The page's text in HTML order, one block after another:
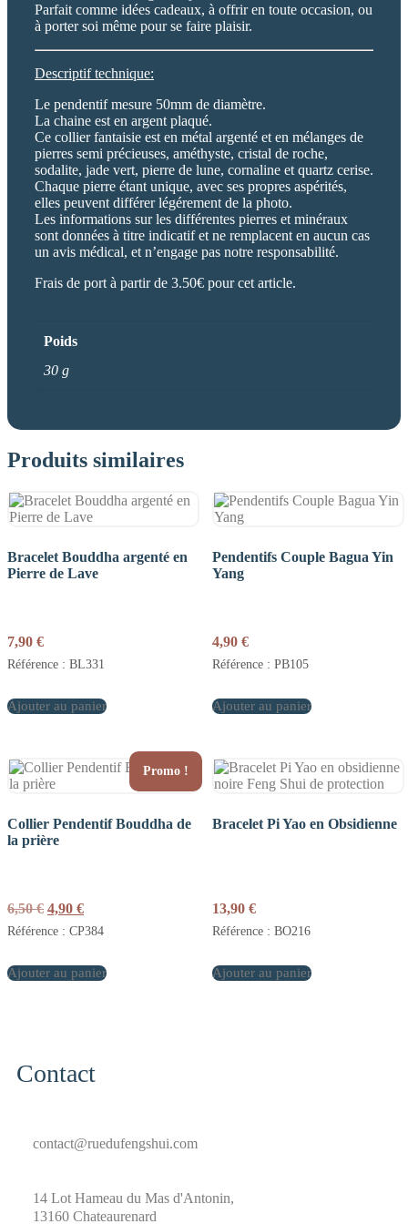
Parfait comme idées cadeaux, à offrir en toute occasion, ou
à porter soi même pour se faire plaisir.
Descriptif technique:
Le pendentif mesure 50mm de diamètre.
La chaine est en argent plaqué.
Ce collier fantaisie est en métal argenté et en mélanges de
pierres semi précieuses, améthyste, cristal de roche,
sodalite, jade vert, pierre de lune, cornaline et quartz cerise.
Chaque pierre étant unique, avec ses propres aspérités,
elles peuvent différer légérement de la photo.
Les informations sur les différentes pierres et minéraux
sont données à titre indicatif et ne remplacent en aucun cas
un avis médical, et n’engage pas notre responsabilité.
Frais de port à partir de 3.50€ pour cet article.
Poids
30 g
Produits similaires
Bracelet Bouddha argenté en
Pierre de Lave
7,90 €
Référence : BL331
Ajouter au panier
Pendentifs Couple Bagua Yin
Yang
4,90 €
Référence : PB105
Ajouter au panier
Promo !
Collier Pendentif Bouddha de
la prière
6,50€ Le
prix
initial
6,50 €.
4,90 €Le
prix
actuel
4,90 €.
Référence : CP384
Ajouter au panier
Bracelet Pi Yao en Obsidienne
13,90 €
Référence : BO216
Ajouter au panier
Contact
contact@ruedufengshui.com
14 Lot Hameau du Mas d'Antonin,
13160 Chateaurenard